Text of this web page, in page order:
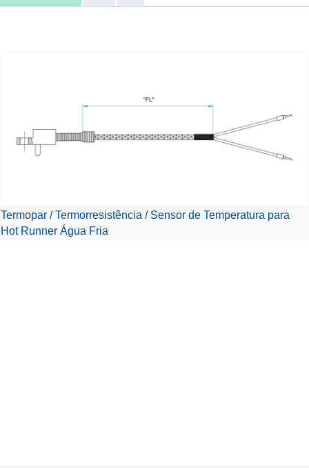
Termopar / Termorresistência / Sensor de Temperatura para
Hot Runner Água Fria